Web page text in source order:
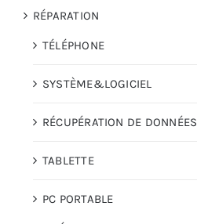
RÉPARATION
TÉLÉPHONE
SYSTÈME&LOGICIEL
RÉCUPÉRATION DE DONNÉES
TABLETTE
PC PORTABLE